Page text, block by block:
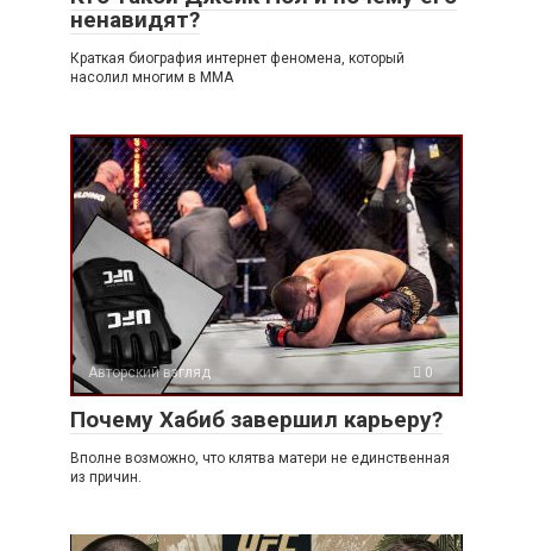
ненавидят?
Краткая биография интернет феномена, который
насолил многим в ММА
Авторский взгляд 0
Почему Хабиб завершил карьеру?
Вполне возможно, что клятва матери не единственная
из причин.